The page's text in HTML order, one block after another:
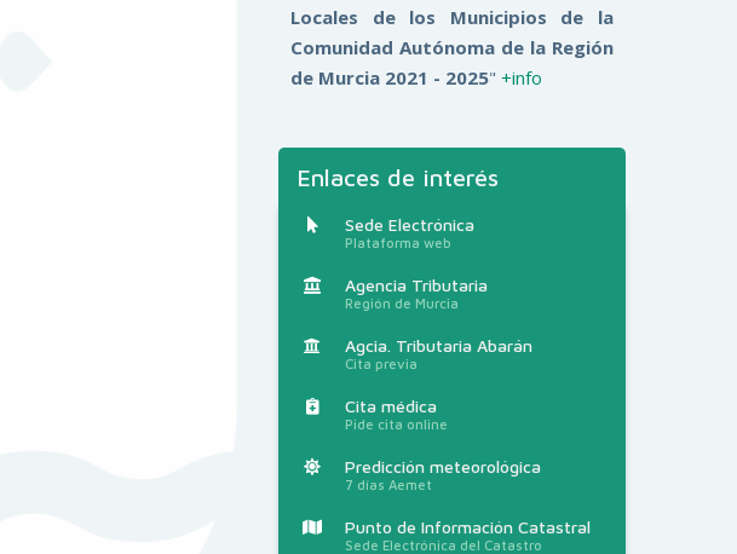
Locales de los Municipios de la
Comunidad Autónoma de la Región
de Murcia 2021 - 2025" +info
Enlaces de interés
Sede Electrónica
Plataforma web
Agencia Tributaria
Región de Murcia
Agcia. Tributaria Abarán
Cita previa
Cita médica
Pide cita online
Predicción meteorológica
7 días Aemet
Punto de Información Catastral
Sede Electrónica del Catastro